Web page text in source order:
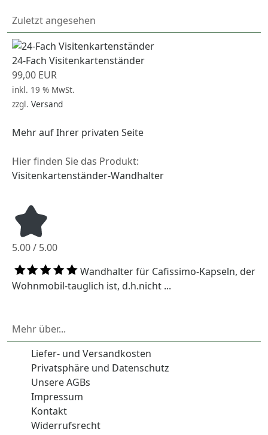
Zuletzt angesehen
24-Fach Visitenkartenständer
99,00 EUR
inkl. 19 % MwSt.
zzgl. Versand
Mehr auf Ihrer privaten Seite
Hier finden Sie das Produkt:
Visitenkartenständer-Wandhalter
5.00 / 5.00
Wandhalter für Cafissimo-Kapseln, der
Wohnmobil-tauglich ist, d.h.nicht ...
Mehr über...
Liefer- und Versandkosten
Privatsphäre und Datenschutz
Unsere AGBs
Impressum
Kontakt
Widerrufsrecht